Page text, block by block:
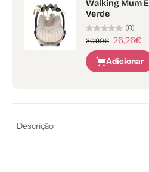
Walking Mum
Verde
(0)
30,90€ 26,26€
Adicionar
Descrição